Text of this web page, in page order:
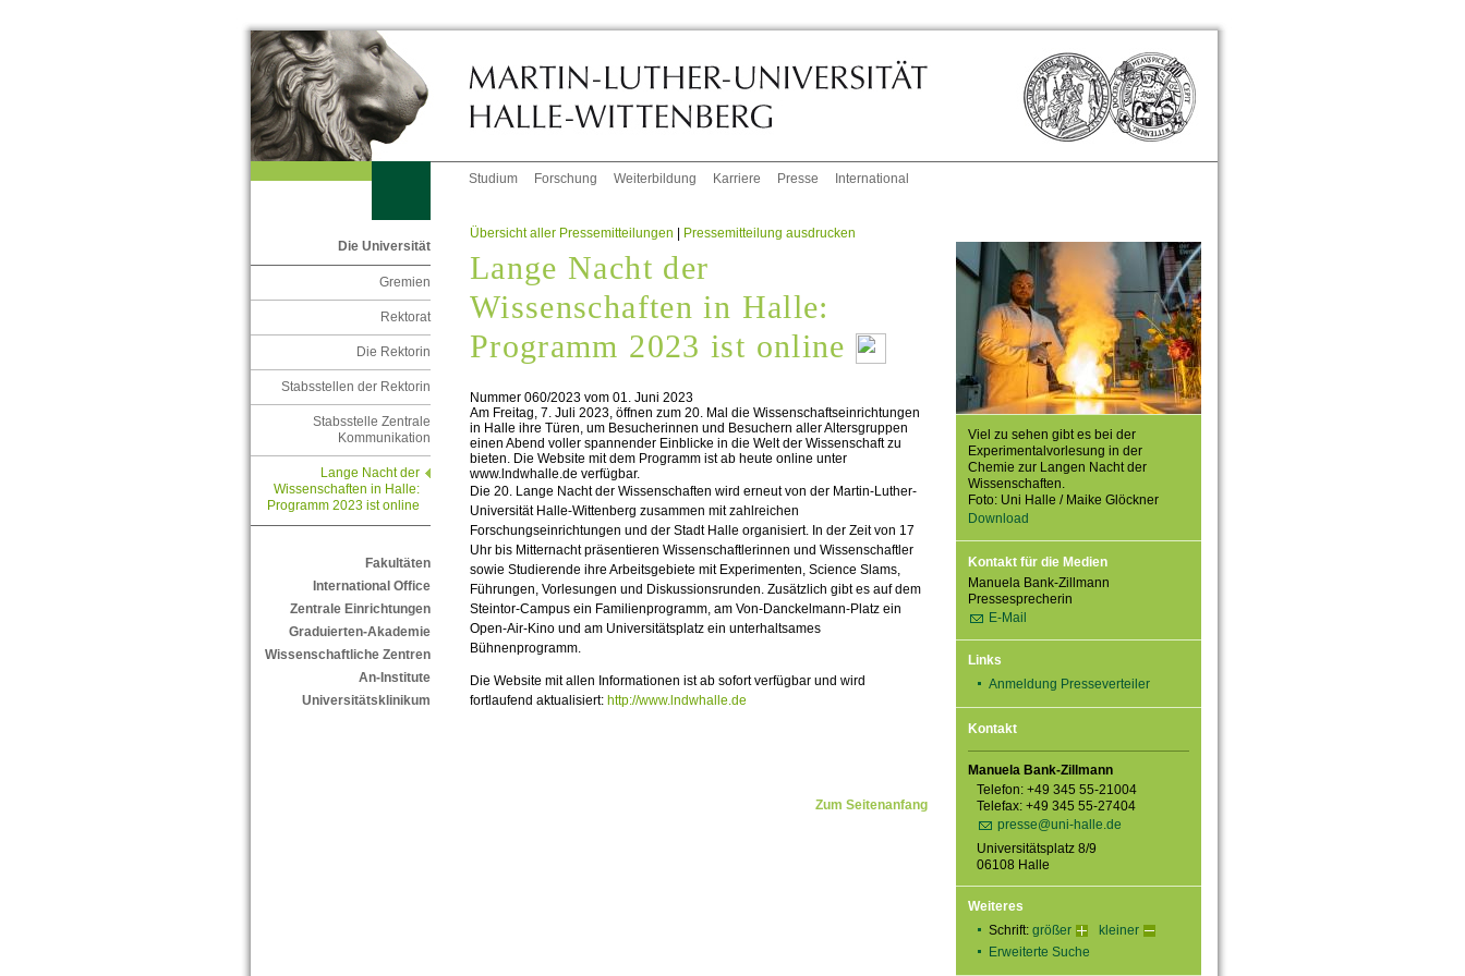
Studium Forschung Weiterbildung Karriere Presse International
Die Universität
Gremien
Rektorat
Die Rektorin
Stabsstellen der Rektorin
Stabsstelle Zentrale
Kommunikation
Lange Nacht der
Wissenschaften in Halle:
Programm 2023 ist online
Fakultäten
International Office
Zentrale Einrichtungen
Graduierten-Akademie
Wissenschaftliche Zentren
An-Institute
Universitätsklinikum
Viel zu sehen gibt es bei der
Experimentalvorlesung in der
Chemie zur Langen Nacht der
Wissenschaften.
Foto: Uni Halle / Maike Glöckner
Download
Kontakt für die Medien
Manuela Bank-Zillmann
Pressesprecherin
E-Mail
Links
Anmeldung Presseverteiler
Kontakt
Manuela Bank-Zillmann
Telefon: +49 345 55-21004
Telefax: +49 345 55-27404
presse@uni-halle.de
Universitätsplatz 8/9
06108 Halle
Weiteres
Schrift: größer
kleiner
Erweiterte Suche
Übersicht aller Pressemitteilungen | Pressemitteilung ausdrucken
Lange Nacht der
Wissenschaften in Halle:
Programm 2023 ist online
Nummer 060/2023 vom 01. Juni 2023
Am Freitag, 7. Juli 2023, öffnen zum 20. Mal die Wissenschaftseinrichtungen
in Halle ihre Türen, um Besucherinnen und Besuchern aller Altersgruppen
einen Abend voller spannender Einblicke in die Welt der Wissenschaft zu
bieten. Die Website mit dem Programm ist ab heute online unter
www.lndwhalle.de verfügbar.
Die 20. Lange Nacht der Wissenschaften wird erneut von der Martin-Luther-
Universität Halle-Wittenberg zusammen mit zahlreichen
Forschungseinrichtungen und der Stadt Halle organisiert. In der Zeit von 17
Uhr bis Mitternacht präsentieren Wissenschaftlerinnen und Wissenschaftler
sowie Studierende ihre Arbeitsgebiete mit Experimenten, Science Slams,
Führungen, Vorlesungen und Diskussionsrunden. Zusätzlich gibt es auf dem
Steintor-Campus ein Familienprogramm, am Von-Danckelmann-Platz ein
Open-Air-Kino und am Universitätsplatz ein unterhaltsames
Bühnenprogramm.
Die Website mit allen Informationen ist ab sofort verfügbar und wird
fortlaufend aktualisiert: http://www.lndwhalle.de
Zum Seitenanfang